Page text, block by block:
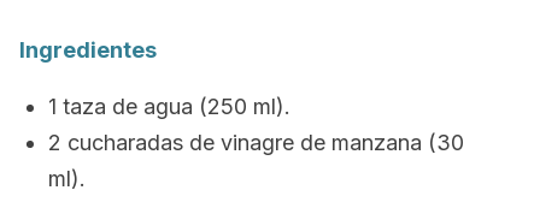
Ingredientes
1 taza de agua (250 ml).
2 cucharadas de vinagre de manzana (30
ml).